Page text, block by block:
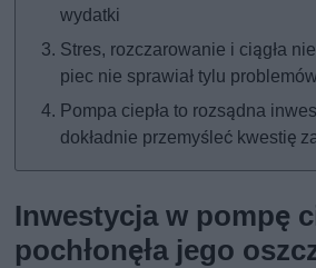
wydatki
Stres, rozczarowanie i ciągła
piec nie sprawiał tylu
Pompa ciepła to rozsądna
dokładnie przemyśleć kwestię
Inwestycja w pompę
pochłonęła jego